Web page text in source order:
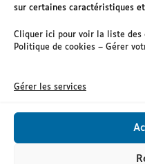
Nous contacter
sur certaines caractéristiques
Cliquer ici pour voir la liste des
Politique de cookies – Gérer
Gérer les services